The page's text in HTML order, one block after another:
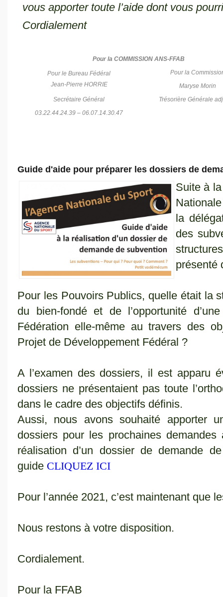
vous apporter toute l’aide dont vous
Cordialement
Pour la COMMISSION ANS-FFAB
Pour le Bureau Fédéral
Jean-Pierre HORRIE
Pour la
Maryse Morin
Secrétaire Général
Trésorière Générale
03.22.44.24.39 – 06.07.14.30.47
Guide d'aide pour préparer les dossiers de
Suite à
la
des
présenté
Pour les Pouvoirs Publics, quelle était la
du bien-fondé et de l’opportunité
Fédération elle-même au travers des
Projet de Développement Fédéral ?
A l’examen des dossiers, il est apparu
dossiers ne présentaient pas toute
dans le cadre des objectifs définis.
Aussi, nous avons souhaité apporter
dossiers pour les prochaines
réalisation d’un dossier de demande
guide CLIQUEZ ICI
Pour l’année 2021, c’est maintenant que
Nous restons à votre disposition.
Cordialement.
Pour la FFAB